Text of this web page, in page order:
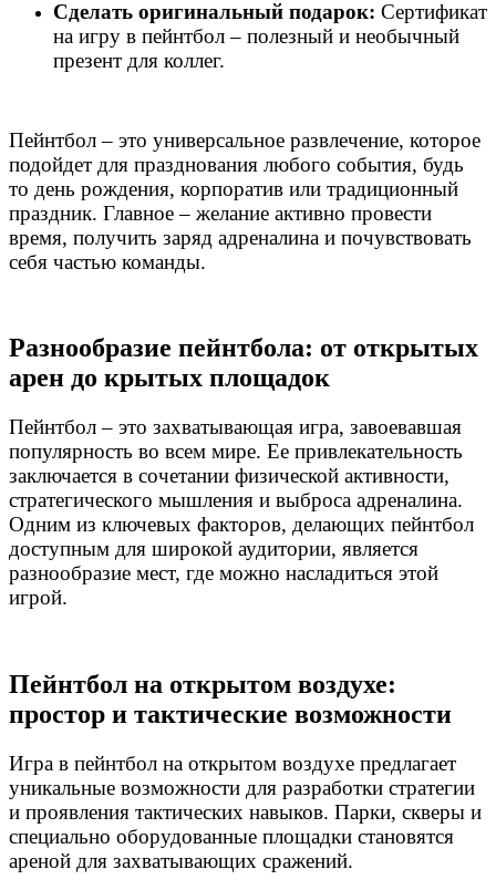
Сделать оригинальный подарок: Сертификат
на игру в пейнтбол – полезный и необычный
презент для коллег.
Пейнтбол – это универсальное развлечение, которое
подойдет для празднования любого события, будь
то день рождения, корпоратив или традиционный
праздник. Главное – желание активно провести
время, получить заряд адреналина и почувствовать
себя частью команды.
Разнообразие пейнтбола: от открытых
арен до крытых площадок
Пейнтбол – это захватывающая игра, завоевавшая
популярность во всем мире. Ее привлекательность
заключается в сочетании физической активности,
стратегического мышления и выброса адреналина.
Одним из ключевых факторов, делающих пейнтбол
доступным для широкой аудитории, является
разнообразие мест, где можно насладиться этой
игрой.
Пейнтбол на открытом воздухе:
простор и тактические возможности
Игра в пейнтбол на открытом воздухе предлагает
уникальные возможности для разработки стратегии
и проявления тактических навыков. Парки, скверы и
специально оборудованные площадки становятся
ареной для захватывающих сражений.